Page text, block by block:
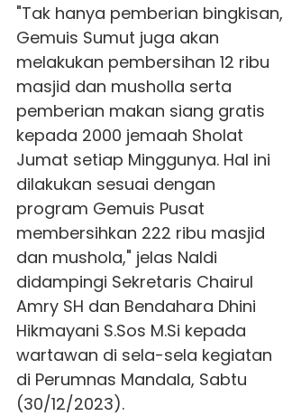
"Tak hanya pemberian bingkisan,
Gemuis Sumut juga akan
melakukan pembersihan 12 ribu
masjid dan musholla serta
pemberian makan siang gratis
kepada 2000 jemaah Sholat
Jumat setiap Minggunya. Hal ini
dilakukan sesuai dengan
program Gemuis Pusat
membersihkan 222 ribu masjid
dan mushola," jelas Naldi
didampingi Sekretaris Chairul
Amry SH dan Bendahara Dhini
Hikmayani S.Sos M.Si kepada
wartawan di sela-sela kegiatan
di Perumnas Mandala, Sabtu
(30/12/2023).